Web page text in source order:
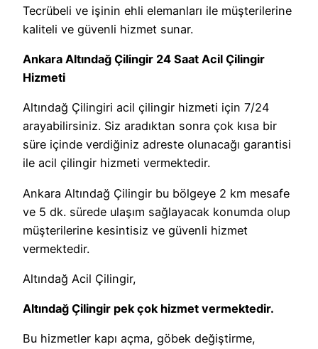
Tecrübeli ve işinin ehli elemanları ile müşterilerine
kaliteli ve güvenli hizmet sunar.
Ankara Altındağ Çilingir 24 Saat Acil Çilingir
Hizmeti
Altındağ Çilingiri acil çilingir hizmeti için 7/24
arayabilirsiniz. Siz aradıktan sonra çok kısa bir
süre içinde verdiğiniz adreste olunacağı garantisi
ile acil çilingir hizmeti vermektedir.
Ankara Altındağ Çilingir bu bölgeye 2 km mesafe
ve 5 dk. sürede ulaşım sağlayacak konumda olup
müşterilerine kesintisiz ve güvenli hizmet
vermektedir.
Altındağ Acil Çilingir,
Altındağ Çilingir pek çok hizmet vermektedir.
Bu hizmetler kapı açma, göbek değiştirme,